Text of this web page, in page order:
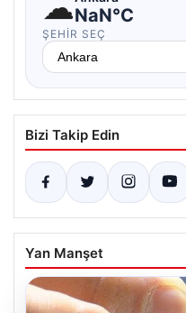
NaN°C
ŞEHIR SEÇ
Bizi Takip Edin
Yan Manşet